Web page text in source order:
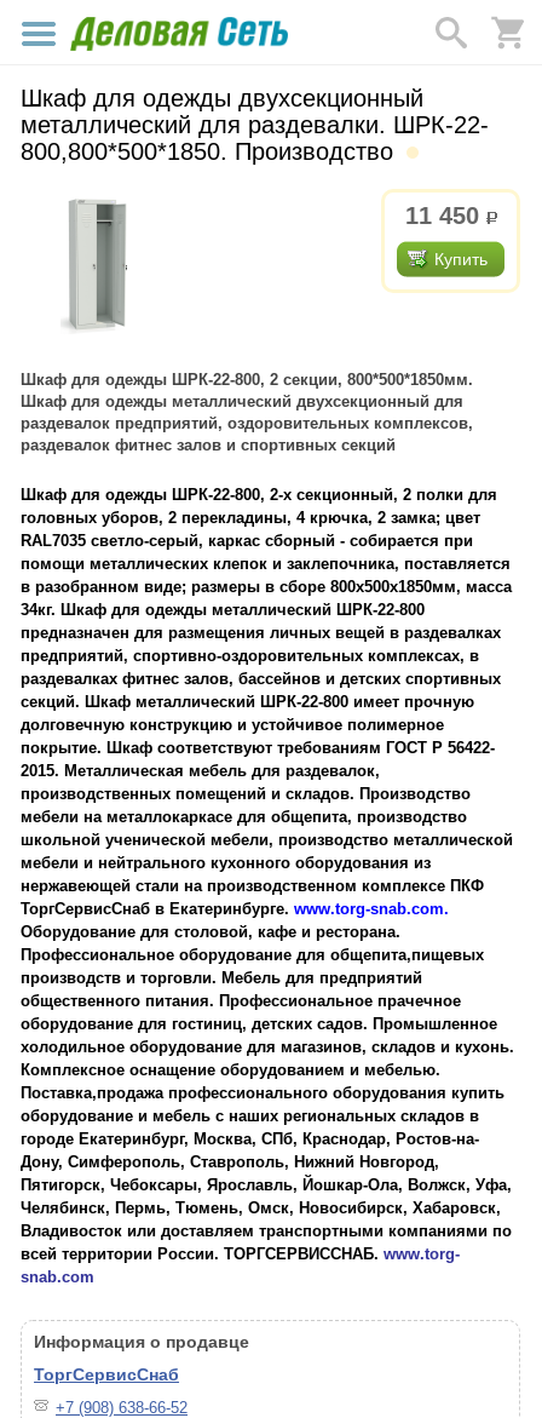
Шкаф для одежды двухсекционный
металлический для раздевалки. ШРК-22-
800,800*500*1850. Производство
11 450 р.
Купить
Шкаф для одежды ШРК-22-800, 2 секции, 800*500*1850мм.
Шкаф для одежды металлический двухсекционный для
раздевалок предприятий, оздоровительных комплексов,
раздевалок фитнес залов и спортивных секций
Шкаф для одежды ШРК-22-800, 2-х секционный, 2 полки для
головных уборов, 2 перекладины, 4 крючка, 2 замка; цвет
RAL7035 светло-серый, каркас сборный - собирается при
помощи металлических клепок и заклепочника, поставляется
в разобранном виде; размеры в сборе 800х500х1850мм, масса
34кг. Шкаф для одежды металлический ШРК-22-800
предназначен для размещения личных вещей в раздевалках
предприятий, спортивно-оздоровительных комплексах, в
раздевалках фитнес залов, бассейнов и детских спортивных
секций. Шкаф металлический ШРК-22-800 имеет прочную
долговечную конструкцию и устойчивое полимерное
покрытие. Шкаф соответствуют требованиям ГОСТ Р 56422-
2015. Металлическая мебель для раздевалок,
производственных помещений и складов. Производство
мебели на металлокаркасе для общепита, производство
школьной ученической мебели, производство металлической
мебели и нейтрального кухонного оборудования из
нержавеющей стали на производственном комплексе ПКФ
ТоргСервисСнаб в Екатеринбурге. www.torg-snab.com.
Оборудование для столовой, кафе и ресторана.
Профессиональное оборудование для общепита,пищевых
производств и торговли. Мебель для предприятий
общественного питания. Профессиональное прачечное
оборудование для гостиниц, детских садов. Промышленное
холодильное оборудование для магазинов, складов и кухонь.
Комплексное оснащение оборудованием и мебелью.
Поставка,продажа профессионального оборудования купить
оборудование и мебель с наших региональных складов в
городе Екатеринбург, Москва, СПб, Краснодар, Ростов-на-
Дону, Симферополь, Ставрополь, Нижний Новгород,
Пятигорск, Чебоксары, Ярославль, Йошкар-Ола, Волжск, Уфа,
Челябинск, Пермь, Тюмень, Омск, Новосибирск, Хабаровск,
Владивосток или доставляем транспортными компаниями по
всей территории России. ТОРГСЕРВИССНАБ. www.torg-
snab.com
Информация о продавце
ТоргСервисСнаб
+7 (908) 638-66-52